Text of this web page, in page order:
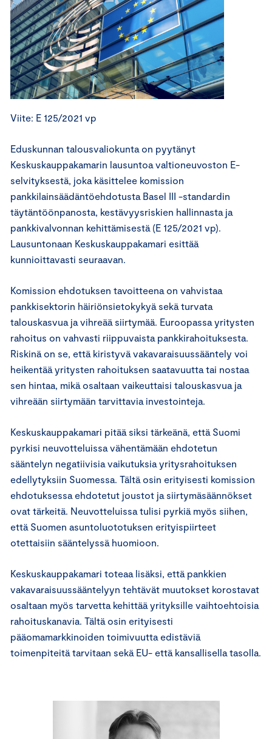
Viite: E 125/2021 vp
Eduskunnan talousvaliokunta on pyytänyt
Keskuskauppakamarin lausuntoa valtioneuvoston E-
selvityksestä, joka käsittelee komission
pankkilainsäädäntöehdotusta Basel III -standardin
täytäntöönpanosta, kestävyysriskien hallinnasta ja
pankkivalvonnan kehittämisestä (E 125/2021 vp).
Lausuntonaan Keskuskauppakamari esittää
kunnioittavasti seuraavan.
Komission ehdotuksen tavoitteena on vahvistaa
pankkisektorin häiriönsietokykyä sekä turvata
talouskasvua ja vihreää siirtymää. Euroopassa yritysten
rahoitus on vahvasti riippuvaista pankkirahoituksesta.
Riskinä on se, että kiristyvä vakavaraisuussääntely voi
heikentää yritysten rahoituksen saatavuutta tai nostaa
sen hintaa, mikä osaltaan vaikeuttaisi talouskasvua ja
vihreään siirtymään tarvittavia investointeja.
Keskuskauppakamari pitää siksi tärkeänä, että Suomi
pyrkisi neuvotteluissa vähentämään ehdotetun
sääntelyn negatiivisia vaikutuksia yritysrahoituksen
edellytyksiin Suomessa. Tältä osin erityisesti komission
ehdotuksessa ehdotetut joustot ja siirtymäsäännökset
ovat tärkeitä. Neuvotteluissa tulisi pyrkiä myös siihen,
että Suomen asuntoluototuksen erityispiirteet
otettaisiin sääntelyssä huomioon.
Keskuskauppakamari toteaa lisäksi, että pankkien
vakavaraisuussääntelyyn tehtävät muutokset korostavat
osaltaan myös tarvetta kehittää yrityksille vaihtoehtoisia
rahoituskanavia. Tältä osin erityisesti
pääomamarkkinoiden toimivuutta edistäviä
toimenpiteitä tarvitaan sekä EU- että kansallisella tasolla.